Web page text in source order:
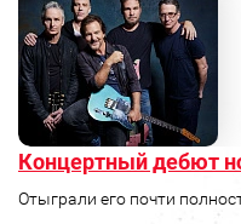
Концертный дебют
Отыграли его почти